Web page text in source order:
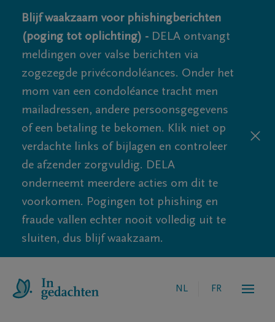
Blijf waakzaam voor phishingberichten
(poging tot oplichting) - DELA ontvangt
meldingen over valse berichten via
zogezegde privécondoléances. Onder het
mom van een condoléance tracht men
mailadressen, andere persoonsgegevens
of een betaling te bekomen. Klik niet op
verdachte links of bijlagen en controleer
de afzender zorgvuldig. DELA
onderneemt meerdere acties om dit te
voorkomen. Pogingen tot phishing en
fraude vallen echter nooit volledig uit te
sluiten, dus blijf waakzaam.
NL FR